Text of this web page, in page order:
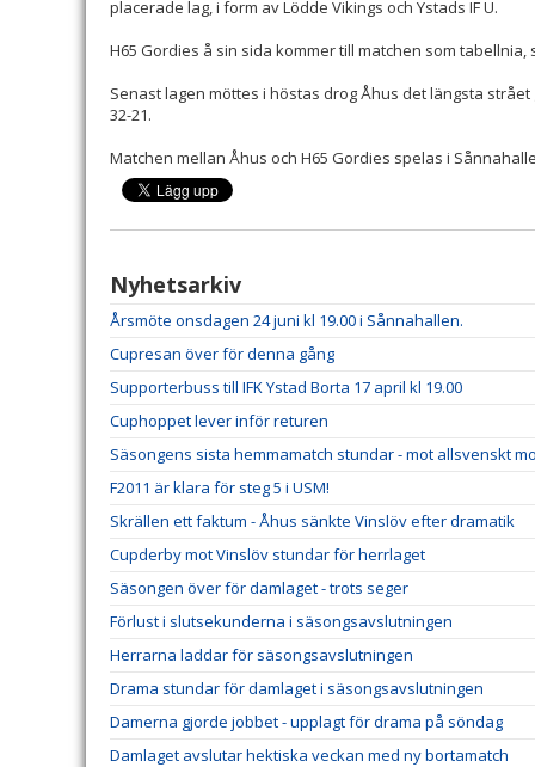
placerade lag, i form av Lödde Vikings och Ystads IF U.
H65 Gordies å sin sida kommer till matchen som
Senast lagen möttes i höstas drog Åhus det längsta
32-21.
Matchen mellan Åhus och H65 Gordies spelas i
Nyhetsarkiv
Årsmöte onsdagen 24 juni kl 19.00 i Sånnahallen.
Cupresan över för denna gång
Supporterbuss till IFK Ystad Borta 17 april kl 19.00
Cuphoppet lever inför returen
Säsongens sista hemmamatch stundar - mot allsvenskt
F2011 är klara för steg 5 i USM!
Skrällen ett faktum - Åhus sänkte Vinslöv efter dramatik
Cupderby mot Vinslöv stundar för herrlaget
Säsongen över för damlaget - trots seger
Förlust i slutsekunderna i säsongsavslutningen
Herrarna laddar för säsongsavslutningen
Drama stundar för damlaget i säsongsavslutningen
Damerna gjorde jobbet - upplagt för drama på söndag
Damlaget avslutar hektiska veckan med ny bortamatch